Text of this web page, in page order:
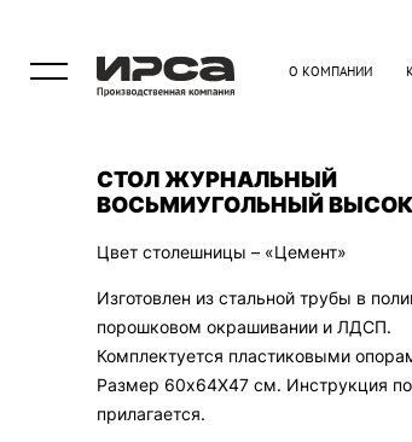
О КОМПАНИИ
СТОЛ ЖУРНАЛЬНЫЙ
ВОСЬМИУГОЛЬНЫЙ
Цвет столешницы – «Цемент»
Изготовлен из стальной трубы в
порошковом окрашивании и ЛДСП.
Комплектуется пластиковыми
Размер 60х64Х47 см. Инструкция
прилагается.